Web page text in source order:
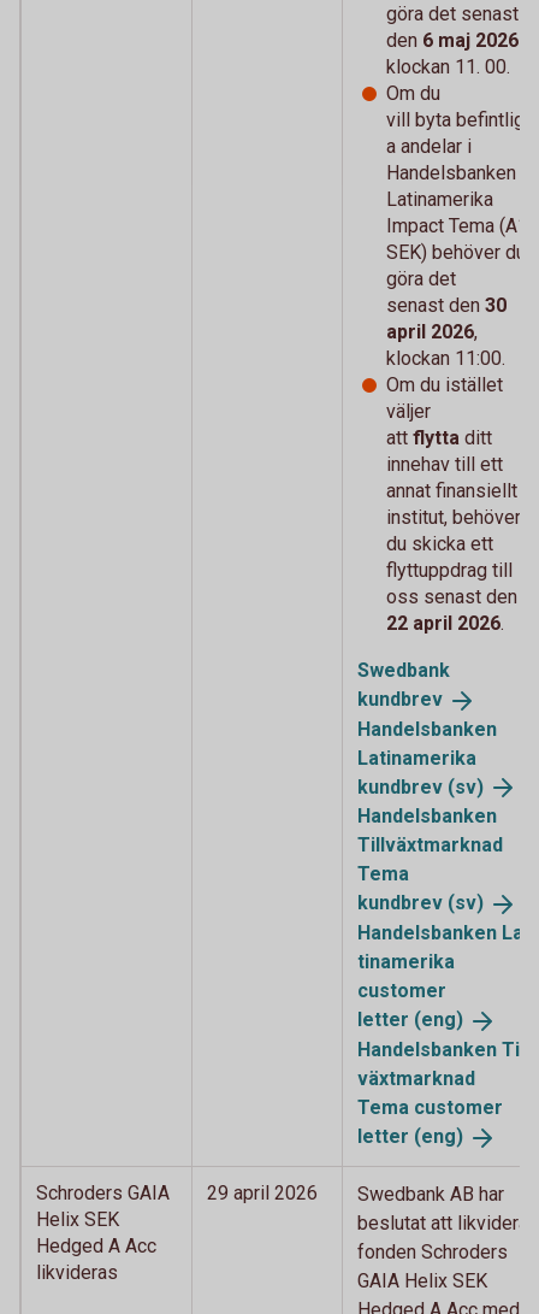
göra det senast
den 6 maj 2026
klockan 11. 00.
Om du
vill byta befintlig
a andelar i
Handelsbanken
Latinamerika
Impact Tema (A1
SEK) behöver du
göra det
senast den 30
april 2026,
klockan 11:00.
Om du istället
väljer
att flytta ditt
innehav till ett
annat finansiellt
institut, behöver
du skicka ett
flyttuppdrag till
oss senast den
22 april 2026.
Swedbank
kundbrev
Handelsbanken
Latinamerika
kundbrev (sv)
Handelsbanken
Tillväxtmarknad
Tema
kundbrev (sv)
Handelsbanken La
tinamerika
customer
letter (eng)
Handelsbanken Till
växtmarknad
Tema customer
letter (eng)
Schroders GAIA
Helix SEK
Hedged A Acc
likvideras
29 april 2026
Swedbank AB har
beslutat att likvidera
fonden Schroders
GAIA Helix SEK